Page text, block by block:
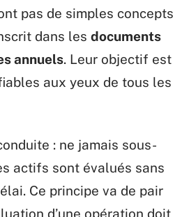
pas de simples concepts
dans les documents
annuels. Leur objectif est
aux yeux de tous les
: ne jamais sous-
actifs sont évalués sans
Ce principe va de pair
d’une opération doit